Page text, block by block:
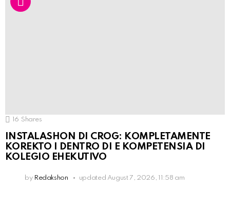
16 Shares
INSTALASHON DI CROG: KOMPLETAMENTE
KOREKTO I DENTRO DI E KOMPETENSIA DI
KOLEGIO EHEKUTIVO
by Redakshon updated August 7, 2026, 11:58 am